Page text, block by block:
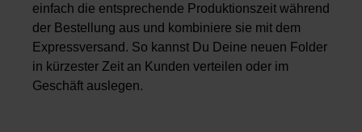
einfach die entsprechende Produktionszeit während
der Bestellung aus und kombiniere sie mit dem
Expressversand. So kannst Du Deine neuen Folder
in kürzester Zeit an Kunden verteilen oder im
Geschäft auslegen.